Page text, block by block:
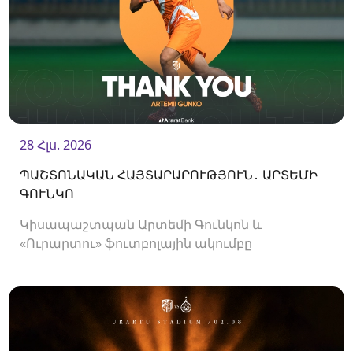
28 Հլս. 2026
ՊԱՇՏՈՆԱԿԱՆ ՀԱՅՏԱՐԱՐՈՒԹՅՈՒՆ․ ԱՐՏԵՄԻ
ԳՈՒՆԿՈ
Կիսապաշտպան Արտեմի Գունկոն և
«Ուրարտու» ֆուտբոլային ակումբը